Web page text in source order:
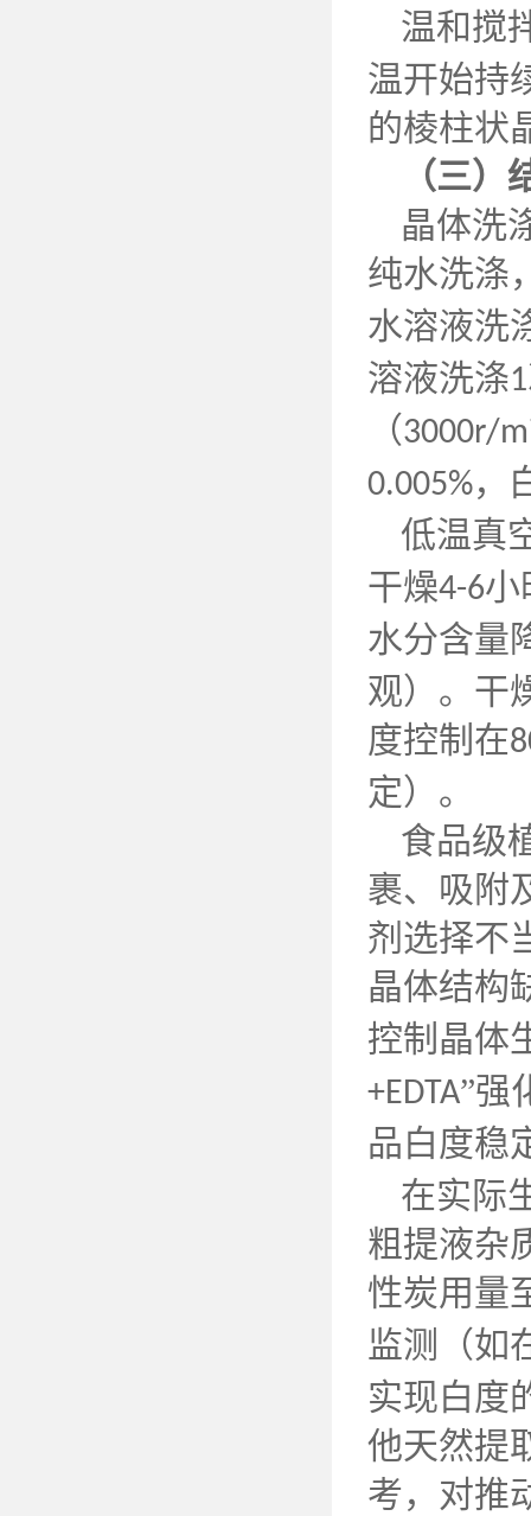
温和搅
温开始持
的棱柱状
（三）
晶体洗
纯水洗涤
水溶液洗
溶液洗涤1
（3000r/
0.005%，
低温真
干燥4-6小
水分含量
观）。干
度控制在
定）。
食品级
裹、吸附
剂选择不
晶体结构
控制晶体
+EDTA”强
品白度稳
在实际
粗提液杂
性炭用量
监测（如
实现白度
他天然提
考，对推